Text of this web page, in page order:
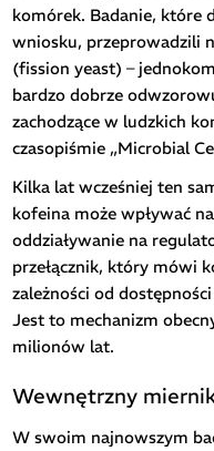
komórek. Badanie, które
wniosku, przeprowadzili
(fission yeast) –
bardzo dobrze
zachodzące w ludzkich
czasopiśmie „Microbial
Kilka lat wcześniej ten
kofeina może wpływać
oddziaływanie na
przełącznik, który mówi
zależności od
Jest to mechanizm
milionów lat.
Wewnętrzny
W swoim najnowszym